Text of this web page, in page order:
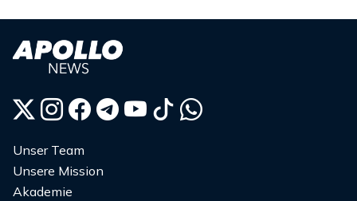
Unser Team
Unsere Mission
Akademie